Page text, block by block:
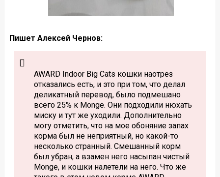
Пишет Алексей Чернов:
AWARD Indoor Big Cats кошки наотрез
отказались есть, и это при том, что делал
деликатный перевод, было подмешано
всего 25% к Monge. Они подходили нюхать
миску и тут же уходили. Дополнительно
могу отметить, что на мое обоняние запах
корма был не неприятный, но какой-то
несколько странный. Смешанный корм
был убран, а взамен него насыпан чистый
Monge, и кошки налетели на него. Что же